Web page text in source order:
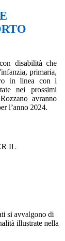
disabilità che
primaria,
in linea con i
nei prossimi
avranno
l’anno 2024.
IL
si avvalgono di
illustrate nella